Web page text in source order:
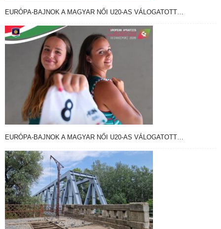
EURÓPA-BAJNOK A MAGYAR NŐI U20-AS VÁLOGATOTT…
EURÓPA-BAJNOK A MAGYAR NŐI U20-AS VÁLOGATOTT…